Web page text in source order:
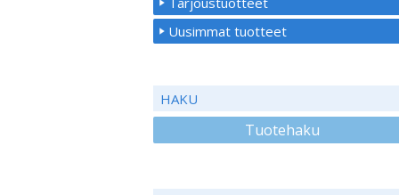
Uusimmat tuotteet
HAKU
Tuotehaku